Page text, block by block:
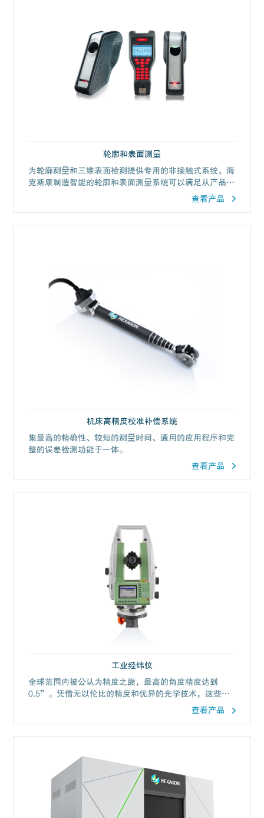
轮廓和表面测量
为轮廓测量和三维表面检测提供专用的非接触式系统，海
克斯康制造智能的轮廓和表面测量系统可以满足从产品开
发、制造，到维修维护的一系列制造质量需求。查看产品
机床高精度校准补偿系统
集最高的精确性、较短的测量时间、通用的应用程序和完
整的误差检测功能于一体。
查看产品
工业经纬仪
全球范围内被公认为精度之巅，最高的角度精度达到
0.5”。凭借无以伦比的精度和优异的光学技术，这些具
查看产品